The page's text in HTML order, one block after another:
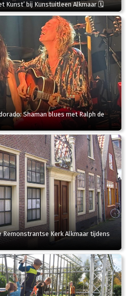
Kunst’ bij Kunstuitleen Alkmaar 🗓
Shaman blues met Ralph de
Kerk Alkmaar tijdens